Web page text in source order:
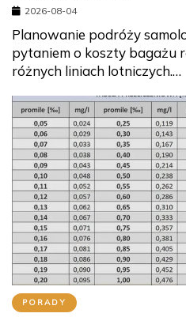
2026-08-04
Planowanie podróży
pytaniem o koszty bagażu
różnych liniach lotniczych.…
PORADY